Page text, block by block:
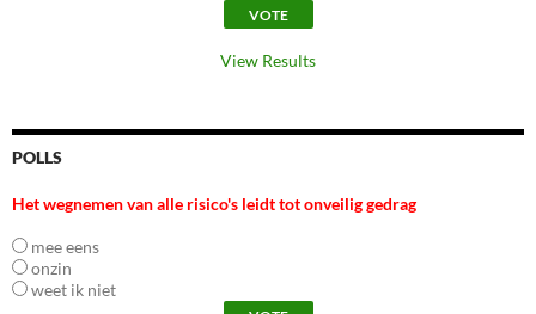
View Results
POLLS
Het wegnemen van alle risico's leidt tot onveilig gedrag
mee eens
onzin
weet ik niet